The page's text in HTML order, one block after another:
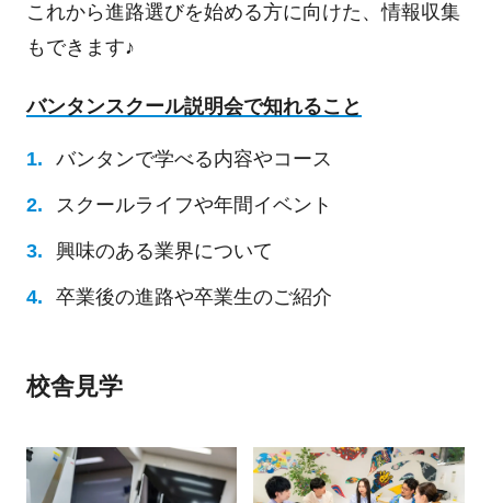
これから進路選びを始める方に向けた、情報収集
もできます♪
バンタンスクール説明会で知れること
バンタンで学べる内容やコース
スクールライフや年間イベント
興味のある業界について
卒業後の進路や卒業生のご紹介
校舎見学